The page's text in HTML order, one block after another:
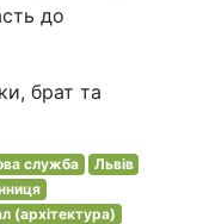
до
брат та
служба
Львів
(архітектура)